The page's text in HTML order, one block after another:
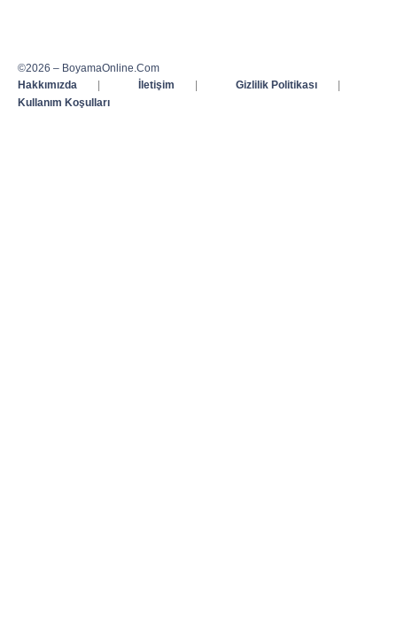
©2026 – BoyamaOnline.Com
Hakkımızda
| İletişim | Gizlilik Politikası
|
Kullanım Koşulları